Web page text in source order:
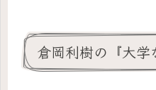
倉岡利樹の『大学